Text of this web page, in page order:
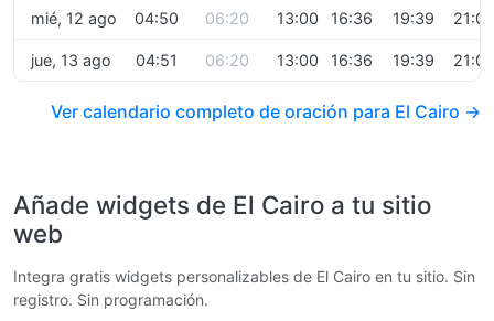
mié, 12 ago 04:50 06:20 13:00 16:36 19:39 21:09
jue, 13 ago 04:51 06:20 13:00 16:36 19:39 21:09
Ver calendario completo de oración para El Cairo →
Añade widgets de El Cairo a tu sitio
web
Integra gratis widgets personalizables de El Cairo en tu sitio. Sin
registro. Sin programación.